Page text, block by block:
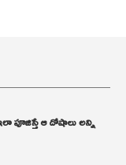
పూజిస్తే ఆ దోషాలు అన్ని